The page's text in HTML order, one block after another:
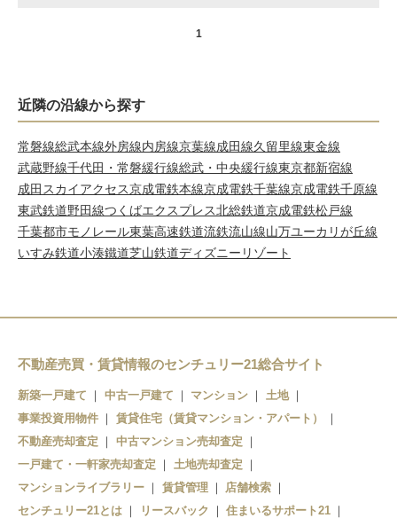
1
近隣の沿線から探す
常磐線総武本線外房線内房線京葉線成田線久留里線東金線
武蔵野線千代田・常磐緩行線総武・中央緩行線東京都新宿線
成田スカイアクセス京成電鉄本線京成電鉄千葉線京成電鉄千原線
東武鉄道野田線つくばエクスプレス北総鉄道京成電鉄松戸線
千葉都市モノレール東葉高速鉄道流鉄流山線山万ユーカリが丘線
いすみ鉄道小湊鐵道芝山鉄道ディズニーリゾート
不動産売買・賃貸情報のセンチュリー21総合サイト
新築一戸建て 中古一戸建て マンション
土地
事業投資用物件
賃貸住宅（賃貸マンション・アパート）
不動産売却査定
中古マンション売却査定
一戸建て・一軒家売却査定
土地売却査定
マンションライブラリー
賃貸管理
店舗検索
センチュリー21とは
リースバック
住まいるサポート21